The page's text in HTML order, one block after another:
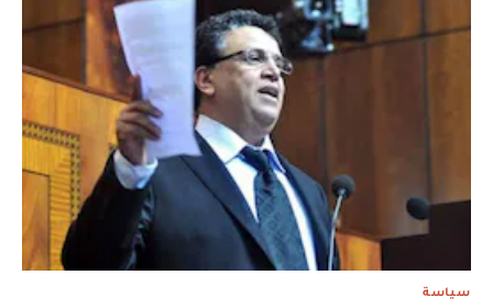
سياسة